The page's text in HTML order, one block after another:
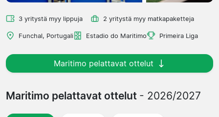
3 yritystä myy lippuja 2 yritystä myy matkapaketteja
Funchal, Portugali Estadio do Maritimo Primeira Liga
Maritimo pelattavat ottelut
Maritimo pelattavat ottelut - 2026/2027